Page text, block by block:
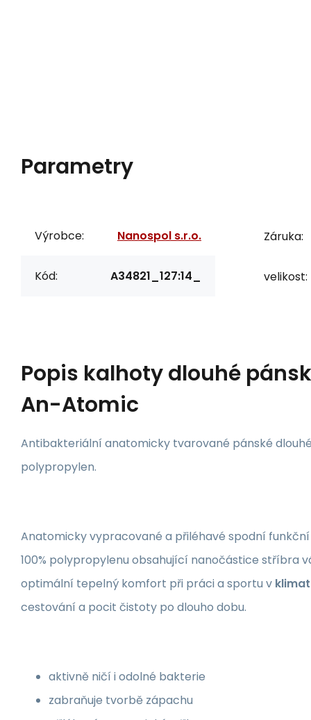
Parametry
Výrobce: Nanospol s.r.o.
Kód: A34821_127:14_
Záruka:
velikost:
Popis kalhoty dlouhé
An-Atomic
Antibakteriální anatomicky tvarované pánské dlouhé
polypropylen.
Anatomicky vypracované a přiléhavé spodní
100% polypropylenu obsahující nanočástice stříbra
optimální tepelný komfort při práci a sportu v
cestování a pocit čistoty po dlouho dobu.
aktivně ničí i odolné bakterie
zabraňuje tvorbě zápachu